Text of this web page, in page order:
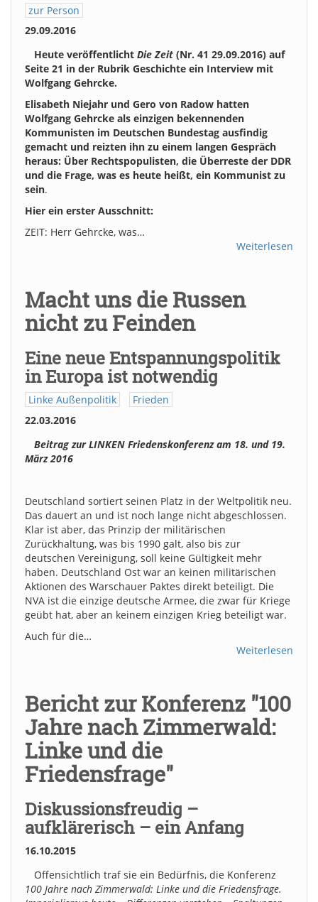
zur Person
29.09.2016
Heute veröffentlicht Die Zeit(Nr. 41 29.09.2016) auf
Seite 21 in der Rubrik Geschichte ein Interview mit
Wolfgang Gehrcke.
Elisabeth Niejahr und Gero von Radow hatten
Wolfgang Gehrcke als einzigen bekennenden
Kommunisten im Deutschen Bundestag ausfindig
gemacht und reizten ihn zu einem langen Gespräch
heraus: Über Rechtspopulisten, die Überreste der DDR
und die Frage, was es heute heißt, ein Kommunist zu
sein.
Hier ein erster Ausschnitt:
ZEIT: Herr Gehrcke, was…
Weiterlesen
Macht uns die Russen
nicht zu Feinden
Eine neue Entspannungspolitik
in Europa ist notwendig
Linke Außenpolitik
Frieden
22.03.2016
Beitrag zur LINKEN Friedenskonferenz am 18. und 19.
März 2016
Deutschland sortiert seinen Platz in der Weltpolitik neu.
Das dauert an und ist noch lange nicht abgeschlossen.
Klar ist aber, das Prinzip der militärischen
Zurückhaltung, was bis 1990 galt, also bis zur
deutschen Vereinigung, soll keine Gültigkeit mehr
haben. Deutschland Ost war an keinen militärischen
Aktionen des Warschauer Paktes direkt beteiligt. Die
NVA ist die einzige deutsche Armee, die zwar für Kriege
geübt hat, aber an keinem einzigen Krieg beteiligt war.
Auch für die…
Weiterlesen
Bericht zur Konferenz "100
Jahre nach Zimmerwald:
Linke und die
Friedensfrage"
Diskussionsfreudig –
aufklärerisch – ein Anfang
16.10.2015
Offensichtlich traf sie ein Bedürfnis, die Konferenz
100 Jahre nach Zimmerwald: Linke und die Friedensfrage.